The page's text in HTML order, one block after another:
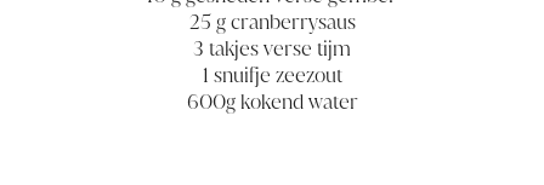
25 g cranberrysaus
3 takjes verse tijm
1 snuifje zeezout
600g kokend water